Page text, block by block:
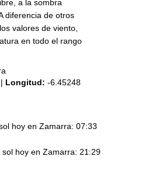
a la sombra
diferencia de otros
valores de viento,
en todo el rango
| Longitud: -6.45248
hoy en Zamarra: 07:33
hoy en Zamarra: 21:29